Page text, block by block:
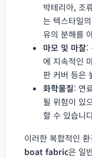
박테리아, 조
는 텍스타일
유의 분해를
마모 및 마찰:
에 지속적인
판 커버 등은
화학물질: 연
될 위험이 있
할 수 있습니
이러한 복합적인
boat fabric은 일